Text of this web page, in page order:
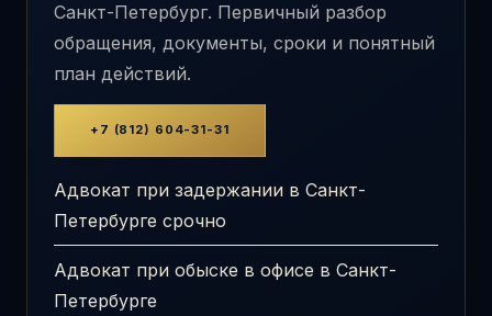
Санкт-Петербург. Первичный разбор
обращения, документы, сроки и понятный
план действий.
+7 (812) 604-31-31
Адвокат при задержании в Санкт-
Петербурге срочно
Адвокат при обыске в офисе в Санкт-
Петербурге